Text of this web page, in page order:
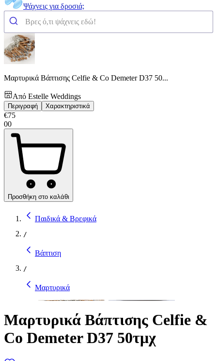
Ψάχνεις για δροσιά;
Μαρτυρικά Βάπτισης Celfie & Co Demeter D37 50...
Από Estelle Weddings
Περιγραφή Χαρακτηριστικά
€75
00
Προσθήκη στο καλάθι
Παιδικά & Βρεφικά
/
Βάπτιση
/
Μαρτυρικά
Μαρτυρικά Βάπτισης Celfie &
Co Demeter D37 50τμχ